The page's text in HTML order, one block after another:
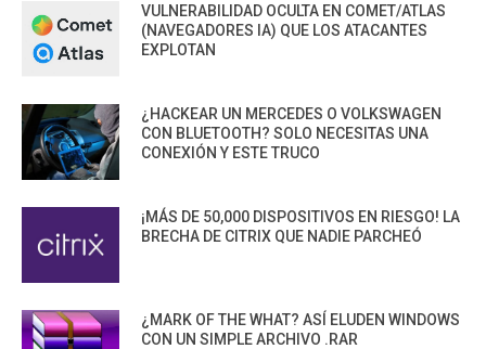
VULNERABILIDAD OCULTA EN COMET/ATLAS
(NAVEGADORES IA) QUE LOS ATACANTES
EXPLOTAN
¿HACKEAR UN MERCEDES O VOLKSWAGEN
CON BLUETOOTH? SOLO NECESITAS UNA
CONEXIÓN Y ESTE TRUCO
¡MÁS DE 50,000 DISPOSITIVOS EN RIESGO! LA
BRECHA DE CITRIX QUE NADIE PARCHEÓ
¿MARK OF THE WHAT? ASÍ ELUDEN WINDOWS
CON UN SIMPLE ARCHIVO .RAR